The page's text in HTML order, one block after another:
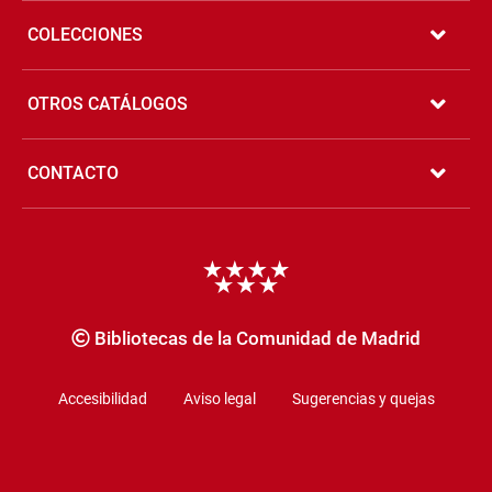
COLECCIONES
OTROS CATÁLOGOS
CONTACTO
Bibliotecas de la Comunidad de Madrid
Accesibilidad Aviso legal Sugerencias y quejas